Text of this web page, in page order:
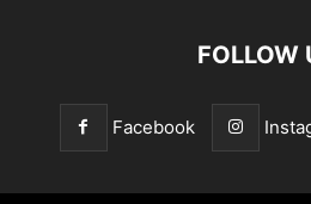
FOLLOW
Facebook